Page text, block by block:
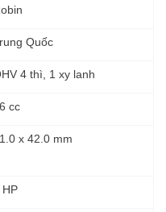
Quốc
4 thì, 1 xy lanh
cc
x 42.0 mm